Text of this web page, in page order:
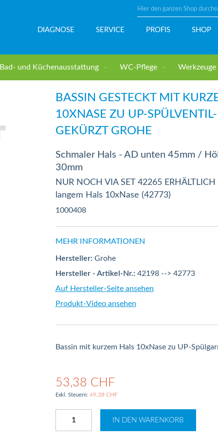
DIAGNOSE SERVICE PROFIS SHOP
Bad- und Küchenausstattung WC-Pflege
UP-Spülventil-pneumatisch gekürzt GROHE
BASSIN GESTECKT MIT
10XNASE ZU UP-
GEKÜRZT GROHE
Schmaler Hals - AD unten 45mm /
30mm
NUR NOCH VIA SET 42265
langem Hals 10xNase (42773)
1000408
MEHR INFORMATIONEN
Hersteller: Grohe
Hersteller - Artikel-Nr.: 42198 --> 42773
Auf Hersteller-Seite ansehen
Produkt-Video ansehen
Bassin mit kurzem Hals 10xNase zu UP-
53,38 CHF
49,38 CHF
IN DEN WARENKORB